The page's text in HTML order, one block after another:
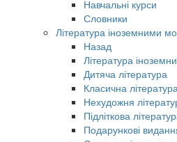
Навчальні курси
Словники
Література іноземними
Назад
Література
Дитяча література
Класична
Нехудожня
Підліткова
Подарункові